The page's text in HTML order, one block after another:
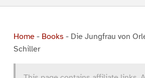
Home- Books - Die Jungfrau von
Schiller